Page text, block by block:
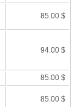
85.00 $
94.00 $
85.00 $
85.00 $